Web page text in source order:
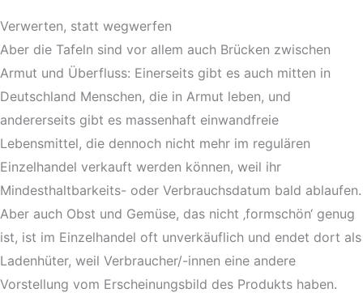
Verwerten, statt wegwerfen
Aber die Tafeln sind vor allem auch Brücken zwischen
Armut und Überfluss: Einerseits gibt es auch mitten in
Deutschland Menschen, die in Armut leben, und
andererseits gibt es massenhaft einwandfreie
Lebensmittel, die dennoch nicht mehr im regulären
Einzelhandel verkauft werden können, weil ihr
Mindesthaltbarkeits- oder Verbrauchsdatum bald ablaufen.
Aber auch Obst und Gemüse, das nicht ‚formschön‘ genug
ist, ist im Einzelhandel oft unverkäuflich und endet dort als
Ladenhüter, weil Verbraucher/-innen eine andere
Vorstellung vom Erscheinungsbild des Produkts haben.